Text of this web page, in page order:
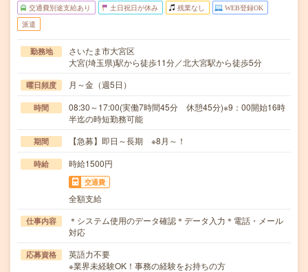
交通費別途支給あり 土日祝日が休み 残業なし WEB登録OK
派遣
勤務地
さいたま市大宮区
大宮(埼玉県)駅から徒歩11分／北大宮駅から徒歩5分
曜日頻度 月～金（週5日）
時間
08:30～17:00(実働7時間45分 休憩45分)※9：00開始16時
半迄の時短勤務可能
期間 【急募】即日～長期 ※8月～！
時給 時給1500円
交通費
全額支給
仕事内容
＊システム使用のデータ確認＊データ入力＊電話・メール
対応
応募資格
英語力不要
※業界未経験OK！事務の経験をお持ちの方